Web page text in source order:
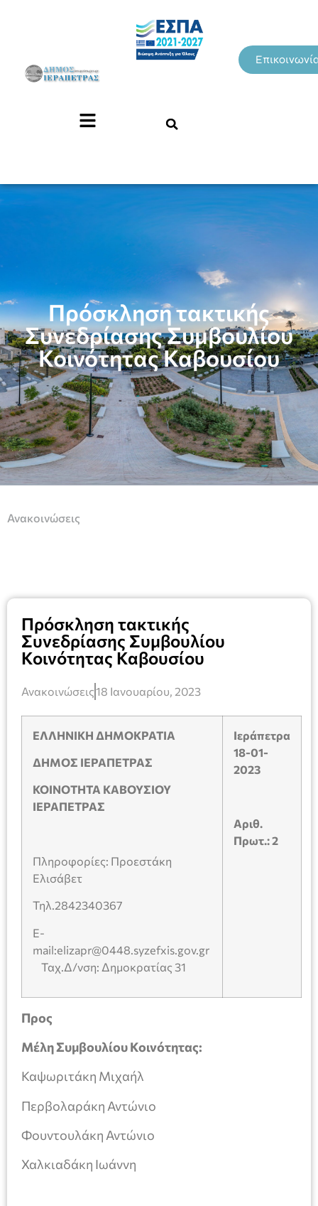
Πρόσκληση τακτικής
Συνεδρίασης Συμβουλίου
Κοινότητας Καβουσίου
Ανακοινώσεις
Πρόσκληση τακτικής
Συνεδρίασης Συμβουλίου
Κοινότητας Καβουσίου
Ανακοινώσεις18 Ιανουαρίου, 2023
ΕΛΛΗΝΙΚΗ ΔΗΜΟΚΡΑΤΙΑ
ΔΗΜΟΣ ΙΕΡΑΠΕΤΡΑΣ
KOINOTHTA ΚΑΒΟΥΣΙΟΥ
ΙΕΡΑΠΕΤΡΑΣ
Πληροφορίες: Προεστάκη
Ελισάβετ
Τηλ.2842340367
E-
mail:elizapr@0448.syzefxis.gov.gr
Ταχ.Δ/νση: Δημοκρατίας 31
Ιεράπετρα
18-01-
2023
Αριθ.
Πρωτ.: 2
Προς
Μέλη Συμβουλίου Κοινότητας:
Καψωριτάκη Μιχαήλ
Περβολαράκη Αντώνιο
Φουντουλάκη Αντώνιο
Χαλκιαδάκη Ιωάννη